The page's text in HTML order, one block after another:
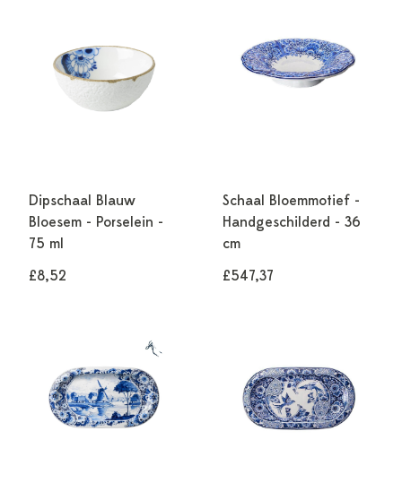
Dipschaal Blauw
Bloesem - Porselein -
75 ml
£8,52
Schaal Bloemmotief -
Handgeschilderd - 36
cm
£547,37